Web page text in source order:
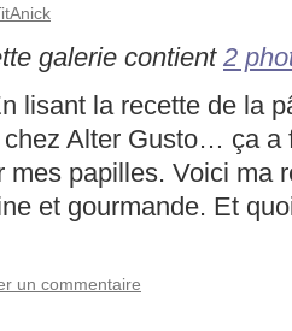
galerie contient 2
lisant la recette de la
Alter Gusto… ça a
mes papilles. Voici ma
et gourmande. Et
un commentaire